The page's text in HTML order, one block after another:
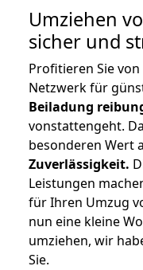
Umziehen
sicher und
Profitieren Sie
Netzwerk für
Beiladung
vonstattengeht.
besonderen Wert
Zuverlässigkeit.
Leistungen
für Ihren Umzug
nun eine kleine
umziehen, wir
Sie.